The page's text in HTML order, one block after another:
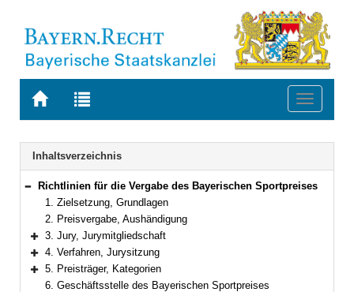
Zur
BAYERN.RECHT
Zur
letzten
Suche
Toggle
Navigation
Inhaltsverzeichnis
Bereich reduzieren
Richtlinien für die Vergabe des Bayerischen Sportpreises
1. Zielsetzung, Grundlagen
2. Preisvergabe, Aushändigung
Bereich erweitern
3. Jury, Jurymitgliedschaft
Bereich erweitern
4. Verfahren, Jurysitzung
Bereich erweitern
5. Preisträger, Kategorien
6. Geschäftsstelle des Bayerischen Sportpreises